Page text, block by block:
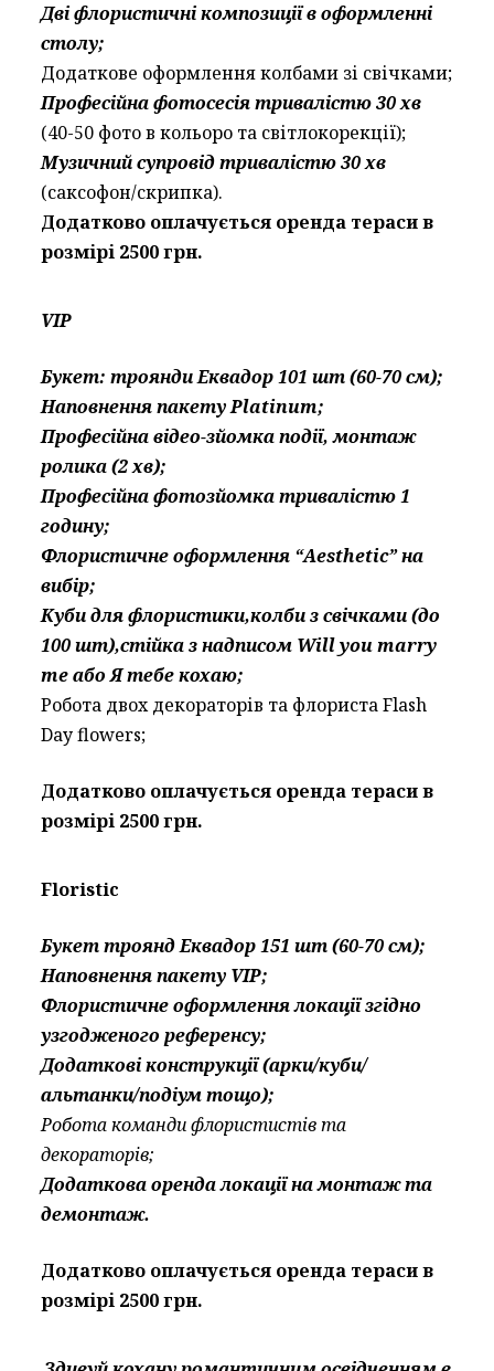
Дві флористичні композиції в оформленні
столу;
Додаткове оформлення колбами зі свічками;
Професійна фотосесія тривалістю 30 хв
(40-50 фото в кольоро та світлокорекції);
Музичний супровід тривалістю 30 хв
(саксофон/скрипка).
Додатково оплачується оренда тераси в
розмірі 2500 грн.
VIP
Букет: троянди Еквадор 101 шт (60-70 см);
Наповнення пакету Platinum;
Професійна відео-зйомка події, монтаж
ролика (2 хв);
Професійна фотозйомка тривалістю 1
годину;
Флористичне оформлення “Aesthetic” на
вибір;
Куби для флористики,колби з свічками (до
100 шт),стійка з надписом Will you marry
me або Я тебе кохаю;
Робота двох декораторів та флориста Flash
Day flowers;
Додатково оплачується оренда тераси в
розмірі 2500 грн.
Floristic
Букет троянд Еквадор 151 шт (60-70 см);
Наповнення пакету VIP;
Флористичне оформлення локації згідно
узгодженого референсу;
Додаткові конструкції (арки/куби/
альтанки/подіум тощо);
Робота команди флористистів та
декораторів;
Додаткова оренда локації на монтаж та
демонтаж.
Додатково оплачується оренда тераси в
розмірі 2500 грн.